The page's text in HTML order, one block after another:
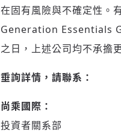
在固有風險與不確定性。
Generation Essentials
之日，上述公司均不承擔
垂詢詳情，請聯系：
尚乘國際：
投資者關系部